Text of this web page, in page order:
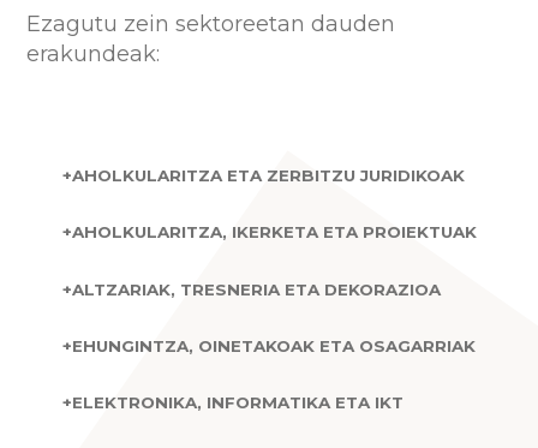
Ezagutu zein sektoreetan dauden
erakundeak: